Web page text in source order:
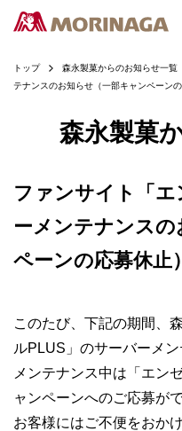
トップ 森永製菓からのお知らせ一覧
テナンスのお知らせ（一部キャンペーンの
森永製菓
ファンサイト「
ーメンテナンス
ペーンの応募休止）
このたび、下記の期間、
ルPLUS」のサーバーメ
メンテナンス中は「エン
ャンペーンへのご応募が
お客様にはご不便をおか